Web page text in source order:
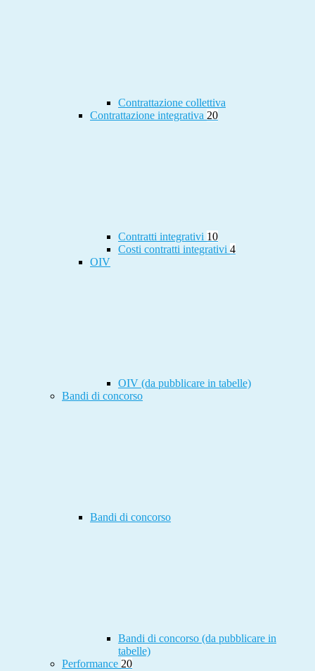
Contrattazione collettiva
Contrattazione integrativa 20
Contratti integrativi 10
Costi contratti integrativi 4
OIV
OIV (da pubblicare in tabelle)
Bandi di concorso
Bandi di concorso
Bandi di concorso (da pubblicare in
tabelle)
Performance 20